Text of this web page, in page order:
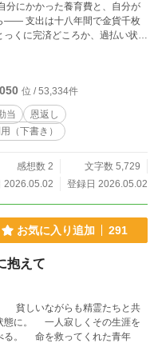
分にかかった養育費と、自分が
―― 支出は十八年間で金貨千枚
くに完済どころか、過払い状態
粉砕する聖女の物語。 ※小説家
位 / 53,334件
当
恩返し
（下書き）
感想数 2
文字数 5,729
2026.05.02
登録日 2026.05.02
お気に入り追加 291
抱えて
貧しいながらも精霊たちと共
態に。 一人寂しくその生涯を
る。 命を救ってくれた青年